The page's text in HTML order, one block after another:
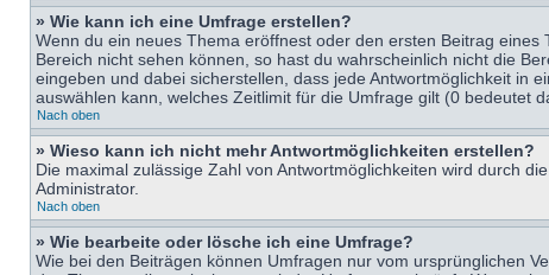
» Wie kann ich eine Umfrage erstellen?
Wenn du ein neues Thema eröffnest oder den ersten Beitrag
Bereich nicht sehen können, so hast du wahrscheinlich nicht die
eingeben und dabei sicherstellen, dass jede Antwortmöglichkeit in
auswählen kann, welches Zeitlimit für die Umfrage gilt (0 bedeutet
Nach oben
» Wieso kann ich nicht mehr Antwortmöglichkeiten erstellen?
Die maximal zulässige Zahl von Antwortmöglichkeiten wird durch
Administrator.
Nach oben
» Wie bearbeite oder lösche ich eine Umfrage?
Wie bei den Beiträgen können Umfragen nur vom ursprünglichen